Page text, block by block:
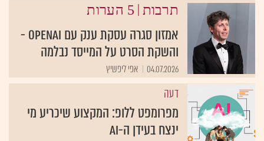
תרבות | 5 הערות
אמזון סגרה עסקת ענק עם openAI -
והשקת הסרט על המייסד נבלמה
04.07.2026 אפי ליפשיץ
דעה
מפרומפט ללופ: המקצוע שיכריע מי
ינצח בעידן ה-AI